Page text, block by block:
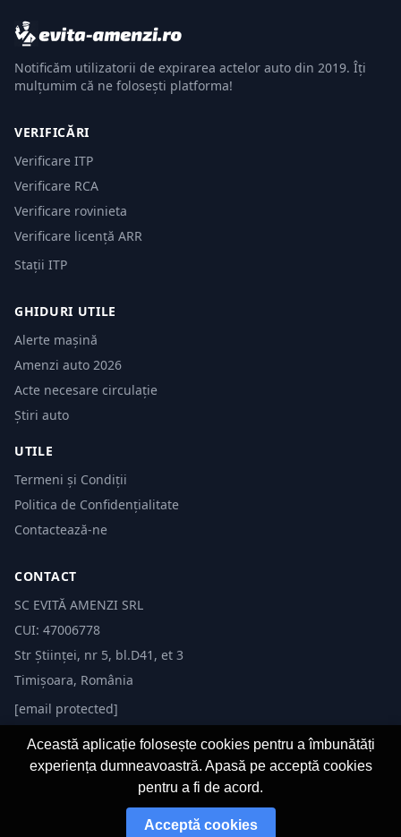
Notificăm utilizatorii de expirarea actelor auto din 2019. Îți
mulțumim că ne folosești platforma!
VERIFICĂRI
Verificare ITP
Verificare RCA
Verificare rovinieta
Verificare licență ARR
Stații ITP
GHIDURI UTILE
Alerte mașină
Amenzi auto 2026
Acte necesare circulație
Știri auto
UTILE
Termeni și Condiții
Politica de Confidențialitate
Contactează-ne
CONTACT
SC EVITĂ AMENZI SRL
CUI: 47006778
Str Științei, nr 5, bl.D41, et 3
Timișoara, România
[email protected]
© 2026 Evită Amenzi. Toate drepturile rezervate.
Această aplicație folosește cookies pentru a îmbunătăți
experiența dumneavoastră. Apasă pe acceptă cookies
pentru a fi de acord.
Acceptă cookies